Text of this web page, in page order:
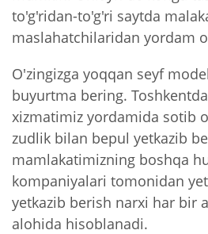
to'g'ridan-to'g'ri saytda
maslahatchilaridan yordam
O'zingizga yoqqan seyf
buyurtma bering.
xizmatimiz yordamida sotib
zudlik bilan bepul yetkazib
mamlakatimizning boshqa
kompaniyalari tomonidan
yetkazib berish narxi har bir
alohida hisoblanadi.